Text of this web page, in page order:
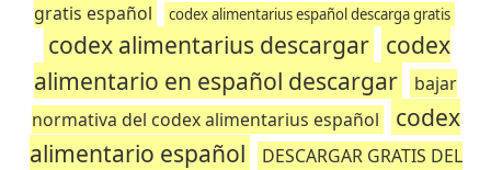
gratis español
codex alimentarius español descarga gratis
codex alimentarius descargar codex
alimentario en español descargar
bajar
normativa del codex alimentarius español
codex
alimentario español
DESCARGAR GRATIS DEL